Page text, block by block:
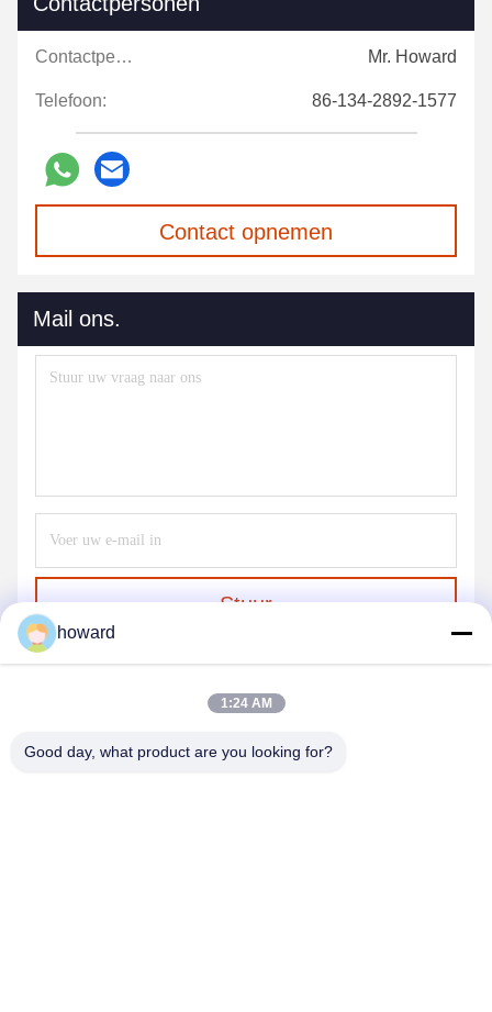
Contactpersonen: Mr. Howard
Telefoon: 86-134-2892-1577
Contact opnemen
Mail ons.
Stuur
howard
1:24 AM
Good day, what product are you looking for?